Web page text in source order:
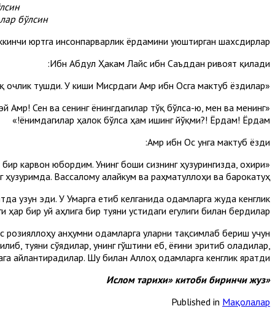
бўлсин.
юртга инсонпарварлик ёрдамини уюштирган шахсдирлар.
Ибн Абдул Ҳакам Лайс ибн Саъддан ривоят қилади:
«Умар ибн Хаттоб розияллоҳу анҳунинг халифалик даврида Мадинада одамлар бошига қаттиқ очлик тушди. У киши Мисрдаги Амр ибн Осга мактуб ёздилар:
Сен ва сенинг ёнингдагилар тўқ бўлса-ю, мен ва менинг
ёнимдагилар ҳалок бўлса ҳам ишинг йўқми?! Ёрдам! Ёрдам!»
Амр ибн Ос унга мактуб ёзди:
карвон юбордим. Унинг боши сизнинг ҳузурингизда, охири
ҳузуримда. Вассалому алайкум ва раҳматуллоҳи ва барокатуҳ».
узун эди. У Умарга етиб келганида одамларга жуда кенглик
бир уй аҳлига бир туяни устидаги егулиги билан бердилар.
анҳумни одамларга уларни тақсимлаб бериш учун
туяни сўядилар, унинг гўштини еб, ёғини эритиб оладилар,
айлантирадилар. Шу билан Аллоҳ одамларга кенглик яратди».
«Ислом тарихи» китоби биринчи жуз
Published in Мақолалар